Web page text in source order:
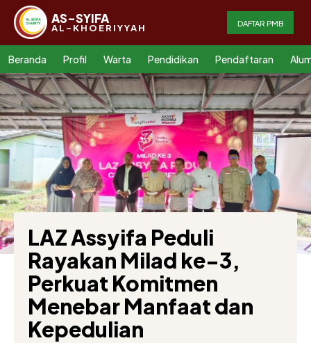
AS-SYIFA
AL-KHOERIYYAH DAFTAR PMB
Beranda Profil Warta Pendidikan Pendaftaran
LAZ Assyifa Peduli
Rayakan Milad ke-3,
Perkuat Komitmen
Menebar Manfaat dan
Kepedulian